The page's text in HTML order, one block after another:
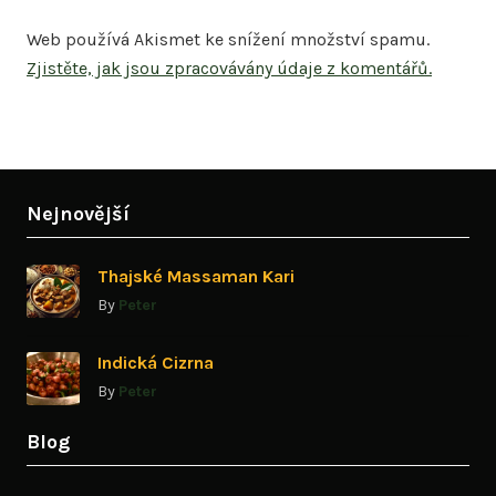
Web používá Akismet ke snížení množství spamu.
Zjistěte, jak jsou zpracovávány údaje z komentářů.
Nejnovější
Thajské Massaman Kari
By Peter
Indická Cizrna
By Peter
Blog